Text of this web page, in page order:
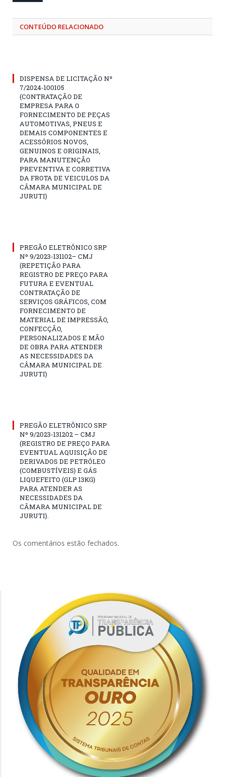
CONTEÚDO RELACIONADO
DISPENSA DE LICITAÇÃO Nº
7/2024-100105
(CONTRATAÇÃO DE
EMPRESA PARA O
FORNECIMENTO DE PEÇAS
AUTOMOTIVAS, PNEUS E
DEMAIS COMPONENTES E
ACESSÓRIOS NOVOS,
GENUINOS E ORIGINAIS,
PARA MANUTENÇÃO
PREVENTIVA E CORRETIVA
DA FROTA DE VEICULOS DA
CÂMARA MUNICIPAL DE
JURUTI)
PREGÃO ELETRÔNICO SRP
Nº 9/2023-131102– CMJ
(REPETIÇÃO PARA
REGISTRO DE PREÇO PARA
FUTURA E EVENTUAL
CONTRATAÇÃO DE
SERVIÇOS GRÁFICOS, COM
FORNECIMENTO DE
MATERIAL DE IMPRESSÃO,
CONFECÇÃO,
PERSONALIZADOS E MÃO
DE OBRA PARA ATENDER
AS NECESSIDADES DA
CÂMARA MUNICIPAL DE
JURUTI)
PREGÃO ELETRÔNICO SRP
Nº 9/2023-131202 – CMJ
(REGISTRO DE PREÇO PARA
EVENTUAL AQUISIÇÃO DE
DERIVADOS DE PETRÓLEO
(COMBUSTÍVEIS) E GÁS
LIQUEFEITO (GLP 13KG)
PARA ATENDER AS
NECESSIDADES DA
CÂMARA MUNICIPAL DE
JURUTI).
Os comentários estão fechados.